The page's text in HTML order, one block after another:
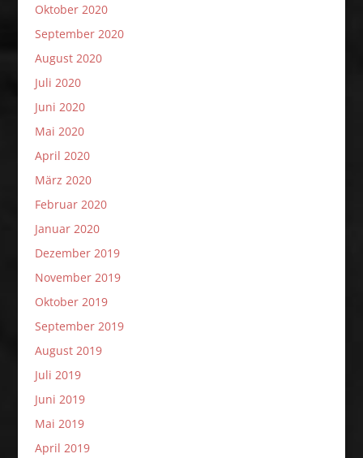
Oktober 2020
September 2020
August 2020
Juli 2020
Juni 2020
Mai 2020
April 2020
März 2020
Februar 2020
Januar 2020
Dezember 2019
November 2019
Oktober 2019
September 2019
August 2019
Juli 2019
Juni 2019
Mai 2019
April 2019